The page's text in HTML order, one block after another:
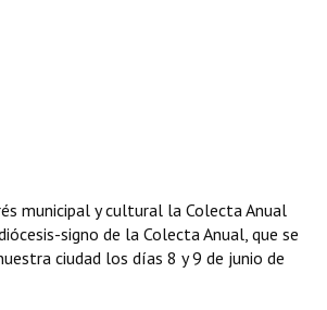
municipal y cultural la Colecta Anual
signo de la Colecta Anual, que se
ciudad los días 8 y 9 de junio de